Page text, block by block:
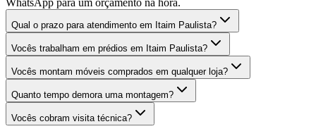
WhatsApp para um orçamento na hora.
Qual o prazo para atendimento em Itaim Paulista?
Vocês trabalham em prédios em Itaim Paulista?
Vocês montam móveis comprados em qualquer loja?
Quanto tempo demora uma montagem?
Vocês cobram visita técnica?